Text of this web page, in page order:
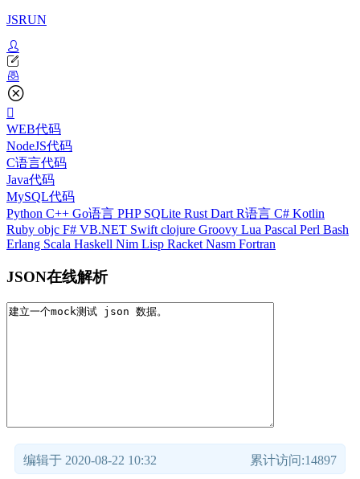
JSRUN
WEB代码
NodeJS代码
C语言代码
Java代码
MySQL代码
Python C++ Go语言 PHP SQLite Rust Dart R语言 C# Kotlin
Ruby objc F# VB.NET Swift clojure Groovy Lua Pascal Perl Bash
Erlang Scala Haskell Nim Lisp Racket Nasm Fortran
JSON在线解析
编辑于 2020-08-22 10:32 累计访问:14897